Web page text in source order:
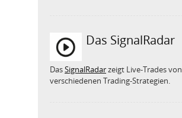
Das SignalRadar
DasSignalRadarzeigt Live-Trades von
verschiedenen Trading-Strategien.